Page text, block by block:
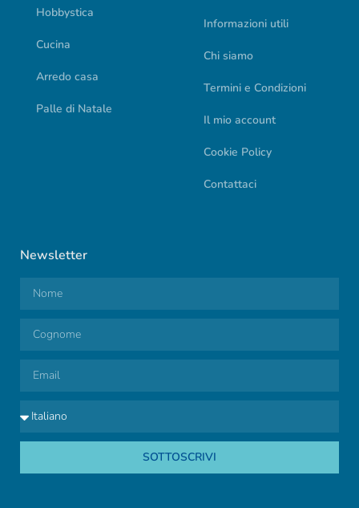
Hobbystica
Cucina
Arredo casa
Palle di Natale
Informazioni utili
Chi siamo
Termini e Condizioni
Il mio account
Cookie Policy
Contattaci
Newsletter
SOTTOSCRIVI